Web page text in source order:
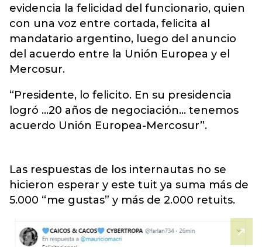
evidencia la felicidad del funcionario, quien
con una voz entre cortada, felicita al
mandatario argentino, luego del anuncio
del acuerdo entre la Unión Europea y el
Mercosur.
“Presidente, lo felicito. En su presidencia
logró …20 años de negociación… tenemos
acuerdo Unión Europea-Mercosur”.
Las respuestas de los internautas no se
hicieron esperar y este tuit ya suma más de
5.000 “me gustas” y más de 2.000 retuits.